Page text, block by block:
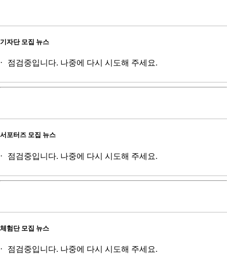
기자단 모집 뉴스
점검중입니다. 나중에 다시 시도해 주세요.
서포터즈 모집 뉴스
점검중입니다. 나중에 다시 시도해 주세요.
체험단 모집 뉴스
점검중입니다. 나중에 다시 시도해 주세요.